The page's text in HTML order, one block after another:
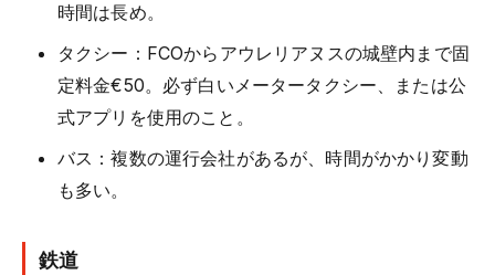
時間は長め。
タクシー：FCOからアウレリアヌスの城壁内まで固
定料金€50。必ず白いメータータクシー、または公
式アプリを使用のこと。
バス：複数の運行会社があるが、時間がかかり変動
も多い。
鉄道